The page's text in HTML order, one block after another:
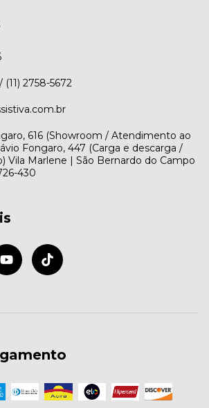
(11) 2758-5672
616 (Showroom / Atendimento ao
Fongaro, 447 (Carga e descarga /
Vila Marlene | São Bernardo do Campo
430